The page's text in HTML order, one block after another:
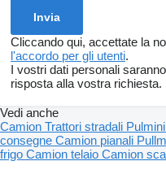
Cliccando qui, accettate la
l'accordo per gli utenti.
I vostri dati personali
risposta alla vostra richiesta.
Vedi anche
Camion Trattori stradali Pulmini
consegne Camion pianali
frigo Camion telaio Camion